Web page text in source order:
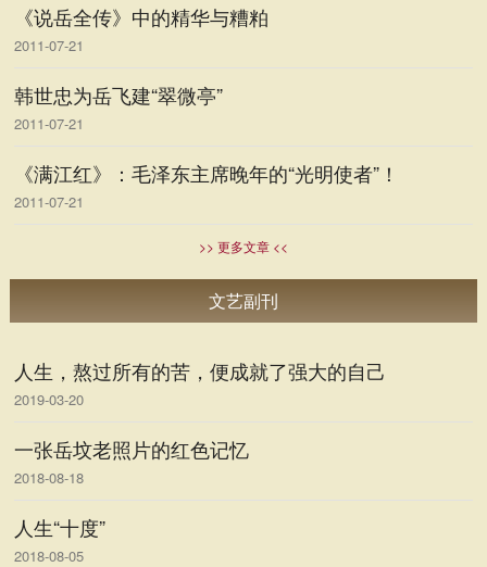
《说岳全传》中的精华与糟粕
2011-07-21
韩世忠为岳飞建“翠微亭”
2011-07-21
《满江红》：毛泽东主席晚年的“光明使者”！
2011-07-21
>> 更多文章 <<
文艺副刊
人生，熬过所有的苦，便成就了强大的自己
2019-03-20
一张岳坟老照片的红色记忆
2018-08-18
人生“十度”
2018-08-05